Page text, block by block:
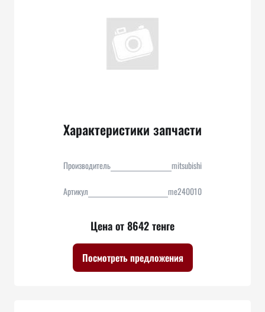
Характеристики запчасти
Производитель mitsubishi
Артикул me240010
Цена от 8642 тенге
Посмотреть предложения